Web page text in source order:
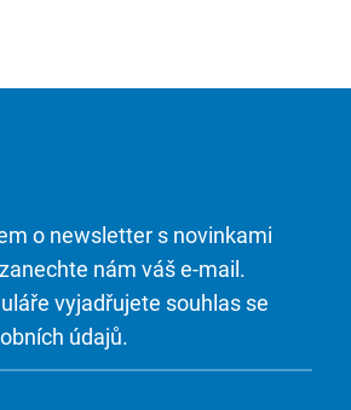
o newsletter s novinkami
nám váš e-mail.
vyjadřujete souhlas se
údajů.